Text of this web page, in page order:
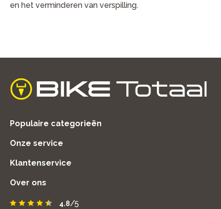
en het verminderen van verspilling.
home
Populaire categorieën
Onze service
Klantenservice
Over ons
4.8/5